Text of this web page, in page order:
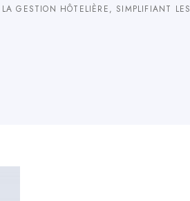
GESTION HÔTELIÈRE, SIMPLIFIANT LES